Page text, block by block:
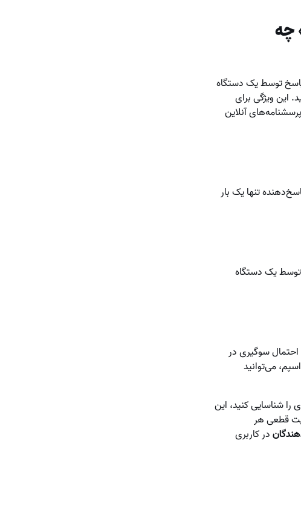
چه
توسط یک دستگاه
این ویژگی برای
آنلاین
تنها یک بار
توسط یک دستگاه
احتمال سوگیری در
می‌توانید
را شناسایی کنید، این
قطعی هر
در کاربری